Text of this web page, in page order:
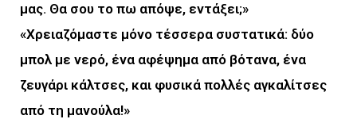
μας. Θα σου το πω απόψε, εντάξει;»
«Χρειαζόμαστε μόνο τέσσερα συστατικά: δύο
μπολ με νερό, ένα αφέψημα από βότανα, ένα
ζευγάρι κάλτσες, και φυσικά πολλές αγκαλίτσες
από τη μανούλα!»